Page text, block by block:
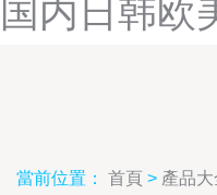
国内日韩欧
當前位置： 首頁 > 產品大